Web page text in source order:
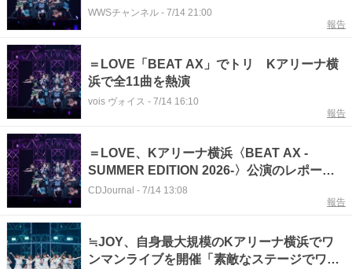
ジ締めくくる
WWSチャンネル - 7/14 21:00
報告
＝LOVE「BEAT AX」でトリ Kアリーナ横
浜で全11曲を熱演
vois ヴォイス - 7/14 16:10
報告
＝LOVE、Kアリーナ横浜〈BEAT AX -
SUMMER EDITION 2026-〉公演のレポート
が到着
CDJournal - 7/14 13:08
報告
≒JOY、自身最大規模のKアリーナ横浜でワ
ンマンライブを開催「素敵なステージでワン